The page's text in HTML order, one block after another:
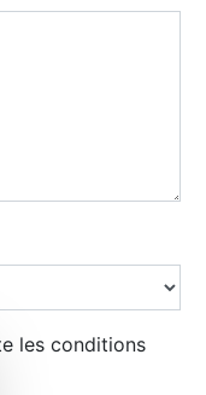
le
les conditions